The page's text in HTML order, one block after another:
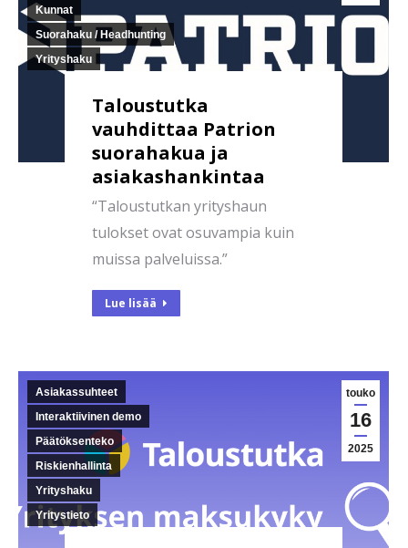
Kunnat
Suorahaku / Headhunting
Yrityshaku
Taloustutka
vauhdittaa Patrion
suorahakua ja
asiakashankintaa
“Taloustutkan yrityshaun
tulokset ovat osuvampia kuin
muissa palveluissa.”
Lue lisää
touko
16
2025
Asiakassuhteet
Interaktiivinen demo
Päätöksenteko
Riskienhallinta
Yrityshaku
Yritystieto